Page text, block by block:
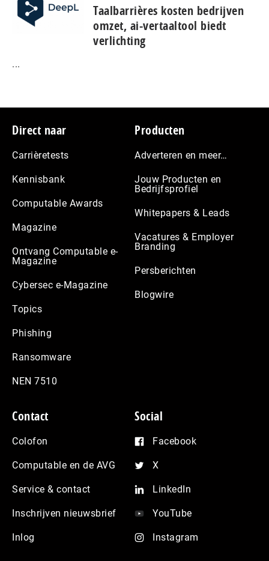
Taal­bar­ri­è­res kosten bedrijven
omzet, ai-vertaaltool biedt
verlichting
...
Footer
Direct naar
Carrièretests
Kennisbank
Computable Awards
Magazine
Ontvang Computable e-
Magazine
Cybersec e-Magazine
Topics
Phishing
Ransomware
NEN 7510
Producten
Adverteren en meer…
Jouw Producten en
Bedrijfsprofiel
Whitepapers & Leads
Vacatures & Employer
Branding
Persberichten
Blogwire
Contact
Colofon
Computable en de AVG
Service & contact
Inschrijven nieuwsbrief
Inlog
Social
Facebook
X
LinkedIn
YouTube
Instagram